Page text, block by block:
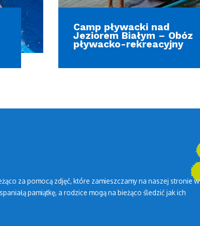
Camp pływacki nad
Jeziorem Białym – Obóz
pływacko-rekreacyjny
za pomocą zdjęć, które zamieszczamy na naszej stronie w
pamiątkę, a rodzice mogą na bieżąco śledzić jak ich